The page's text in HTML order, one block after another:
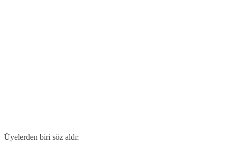
Üyelerden biri söz aldı: